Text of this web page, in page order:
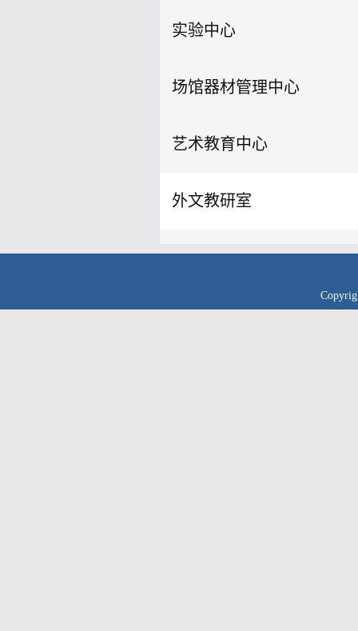
实验中心
场馆器材管理中心
艺术教育中心
外文教研室